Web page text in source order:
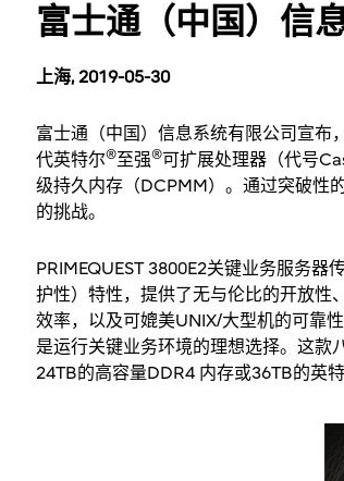
富士通（中国）信
上海, 2019-05-30
富士通（中国）信息系统有限公司宣布
代英特尔®至强®可扩展处理器（代号
级持久内存（DCPMM）。通过突破性
的挑战。
PRIMEQUEST 3800E2关键业务服务
护性）特性，提供了无与伦比的开放性
效率，以及可媲美UNIX/大型机的可靠
是运行关键业务环境的理想选择。这款
24TB的高容量DDR4 内存或36TB的英